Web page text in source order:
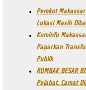
Pemkot
Lokasi Masih
Kominfo
Paparkan
Publik
ROMBAK BESAR
Pejabat, Camat